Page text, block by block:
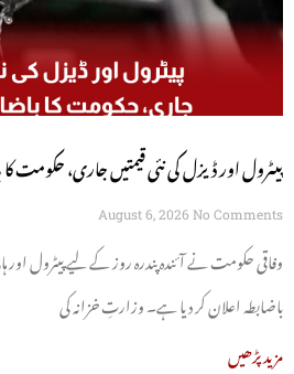
پیٹرول اور ڈیزل کی نئی قیمتیں جاری، حکومت
August 6, 2026 No Comments
وفاقی حکومت نے آئندہ پندرہ روز کے لیے پیٹرول اور
باضابطہ اعلان کر دیا ہے۔ وزارتِ خزانہ کی
مزید پڑھیں